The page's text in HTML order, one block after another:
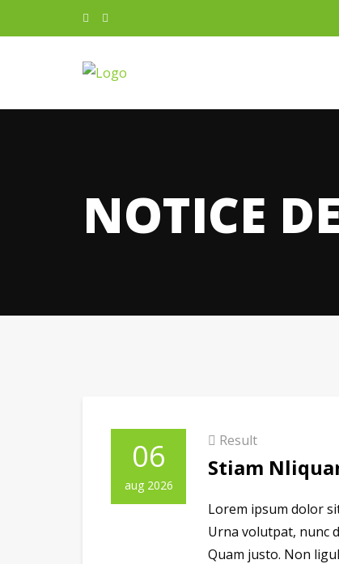
NOTICE
06
aug 2026
Result
Stiam
Lorem ipsum dolor
Urna volutpat, nunc
Quam justo. Non